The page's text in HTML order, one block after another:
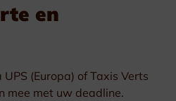
en
(Europa) of Taxis Verts
mee met uw deadline.